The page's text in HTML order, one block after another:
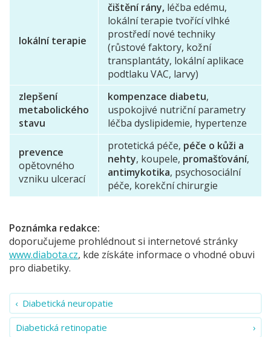
lokální terapie
čištění rány, léčba edému,
lokální terapie tvořící vlhké
prostředí nové techniky
(růstové faktory, kožní
transplantáty, lokální aplikace
podtlaku VAC, larvy)
zlepšení
metabolického
stavu
kompenzace diabetu,
uspokojivé nutriční parametry
léčba dyslipidemie, hypertenze
prevence
opětovného
vzniku ulcerací
protetická péče, péče o kůži a
nehty, koupele, promašťování,
antimykotika, psychosociální
péče, korekční chirurgie
Poznámka redakce:
doporučujeme prohlédnout si internetové stránky
www.diabota.cz, kde získáte informace o vhodné obuvi
pro diabetiky.
Diabetická neuropatie
Diabetická retinopatie